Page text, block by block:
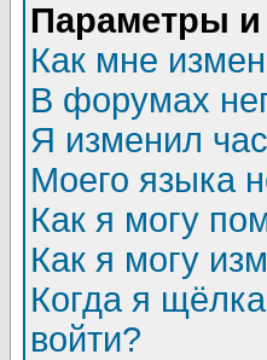
Параметры и
Как мне
В форумах
Я изменил
Моего языка
Как я могу
Как я могу
Когда я
войти?